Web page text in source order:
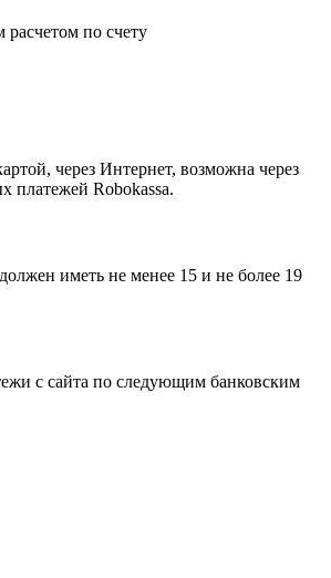
по счету
через Интернет, возможна через
платежей Robokassa.
иметь не менее 15 и не более 19
с сайта по следующим банковским